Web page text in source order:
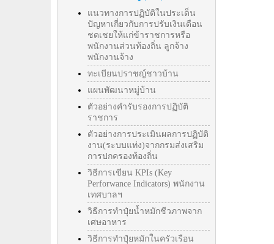
แนวทางการปฏิบัติในประเด็น
ปัญหาเกี่ยวกับการปรับเงินเดือน
ชดเชยให้แก่ข้าราชการหรือ
พนักงานส่วนท้องถิ่น ลูกจ้าง
พนักงานจ้าง
ทะเบียนปราชญ์ชาวบ้าน
แผนพัฒนาหมู่บ้าน
ตัวอย่างคำรับรองการปฏิบัติ
ราชการ
ตัวอย่างการประเมินผลการปฏิบัติ
งาน(ระบบแท่ง)จากกรมส่งเสริม
การปกครองท้องถิ่น
วิธีการเขียน KPIs (Key
Perforwance Indicators) พนักงาน
เทศบาลฯ
วิธีการทำปุ๋ยน้ำหมักชีวภาพจาก
เศษอาหาร
วิธีการทำปุ๋ยหมักในครัวเรือน